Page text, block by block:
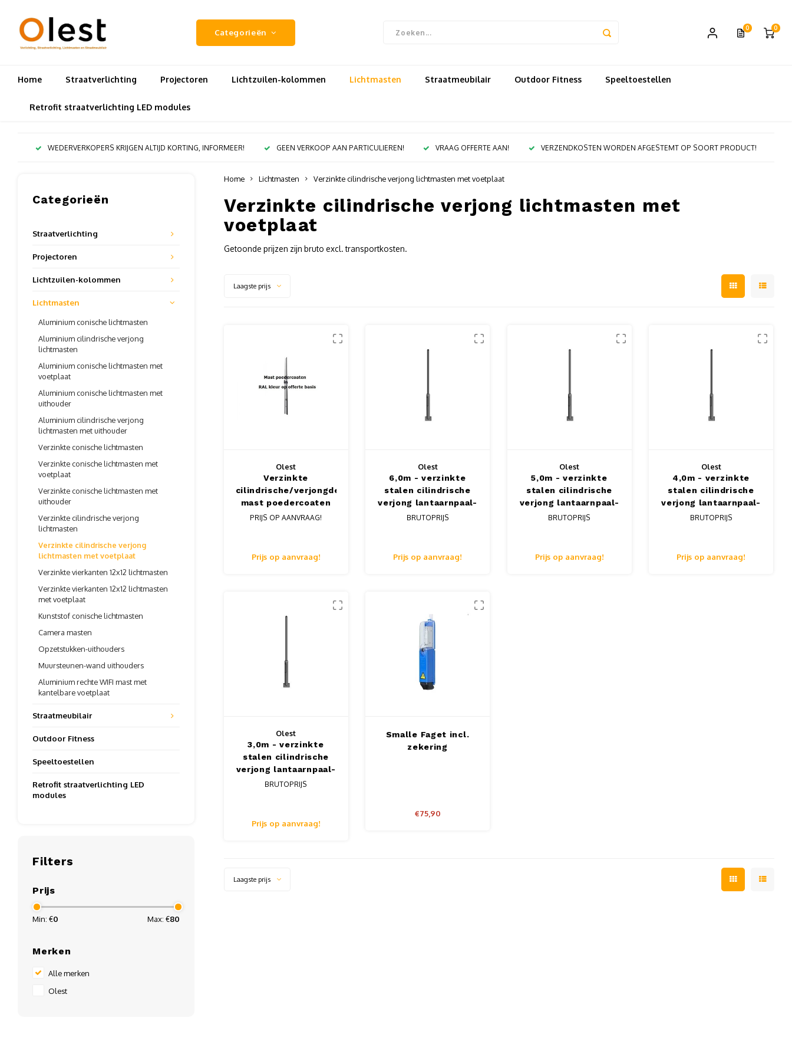
Categorieën 0 0
Home Straatverlichting Projectoren Lichtzuilen-kolommen Lichtmasten Straatmeubilair Outdoor Fitness Speeltoestellen
Retrofit straatverlichting LED modules
WEDERVERKOPERS KRIJGEN ALTIJD KORTING, INFORMEER! GEEN VERKOOP AAN PARTICULIEREN! VRAAG OFFERTE AAN! VERZENDKOSTEN WORDEN AFGESTEMT OP SOORT PRODUCT!
Categorieën
Straatverlichting
Projectoren
Lichtzuilen-kolommen
Lichtmasten
Aluminium conische lichtmasten
Aluminium cilindrische verjong
lichtmasten
Aluminium conische lichtmasten met
voetplaat
Aluminium conische lichtmasten met
uithouder
Aluminium cilindrische verjong
lichtmasten met uithouder
Verzinkte conische lichtmasten
Verzinkte conische lichtmasten met
voetplaat
Verzinkte conische lichtmasten met
uithouder
Verzinkte cilindrische verjong
lichtmasten
Verzinkte cilindrische verjong
lichtmasten met voetplaat
Verzinkte vierkanten 12x12 lichtmasten
Verzinkte vierkanten 12x12 lichtmasten
met voetplaat
Kunststof conische lichtmasten
Camera masten
Opzetstukken-uithouders
Muursteunen-wand uithouders
Aluminium rechte WIFI mast met
kantelbare voetplaat
Straatmeubilair
Outdoor Fitness
Speeltoestellen
Retrofit straatverlichting LED
modules
Filters
Prijs
Min: €0 Max: €80
Merken
Alle merken
Olest
Home Lichtmasten Verzinkte cilindrische verjong lichtmasten met voetplaat
Verzinkte cilindrische verjong lichtmasten met
voetplaat
Getoonde prijzen zijn bruto excl. transportkosten.
Laagste prijs
Olest
Verzinkte
cilindrische/verjongde
mast poedercoaten
lichtmast met
PRIJS OP AANVRAAG!
Prijs op aanvraag!
Olest
6,0m - verzinkte
stalen cilindrische
verjong lantaarnpaal-
lichtmast, lengte
BRUTOPRIJS
Prijs op aanvraag!
Olest
5,0m - verzinkte
stalen cilindrische
verjong lantaarnpaal-
lichtmast, lengte
BRUTOPRIJS
Prijs op aanvraag!
Olest
4,0m - verzinkte
stalen cilindrische
verjong lantaarnpaal-
lichtmast, lengte
BRUTOPRIJS
Prijs op aanvraag!
Olest
3,0m - verzinkte
stalen cilindrische
verjong lantaarnpaal-
lichtmast, lengte
BRUTOPRIJS
Prijs op aanvraag!
Smalle Faget incl.
zekering
€75,90
Laagste prijs